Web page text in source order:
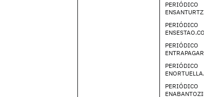
PERIÓDICO
PERIÓDICO
PERIÓDICO
PERIÓDICO
PERIÓDICO